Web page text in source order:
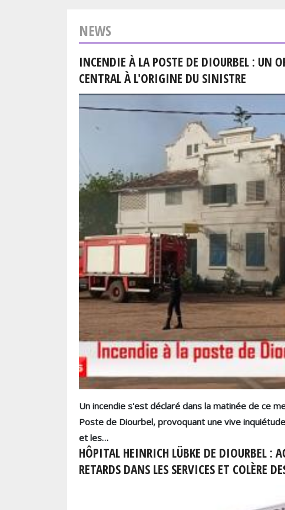
NEWS
INCENDIE À LA POSTE DE DIOURBEL : UN
CENTRAL À L'ORIGINE DU SINISTRE
Un incendie s'est déclaré dans la matinée de ce
Poste de Diourbel, provoquant une vive
et les…
HÔPITAL HEINRICH LÜBKE DE DIOURBEL :
RETARDS DANS LES SERVICES ET COLÈRE